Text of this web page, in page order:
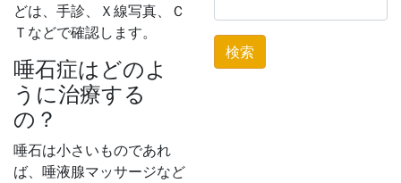
どは、手診、Ｘ線写真、Ｃ
Ｔなどで確認します。
唾石症はどのよ
うに治療する
の？
唾石は小さいものであれ
ば、唾液腺マッサージなど
索: